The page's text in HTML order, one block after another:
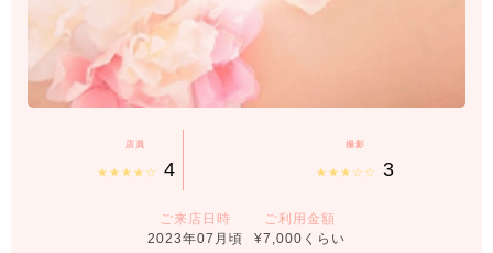
す。 明るく真面目なスタッフが皆様のお越しを心より お待ちしていま
すので、ぜひ私たちにお任せください！
店員
★★★★☆ 4
撮影
★★★☆☆ 3
ご来店日時
2023年07月頃
ご利用金額
¥7,000くらい